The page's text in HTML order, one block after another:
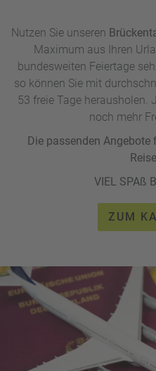
Nutzen Sie unseren
Maximum aus Ihren
bundesweiten Feiertage
so können Sie mit
53 freie Tage herausholen.
noch mehr
Die passenden Angebote
VIEL SPAß
ZUM